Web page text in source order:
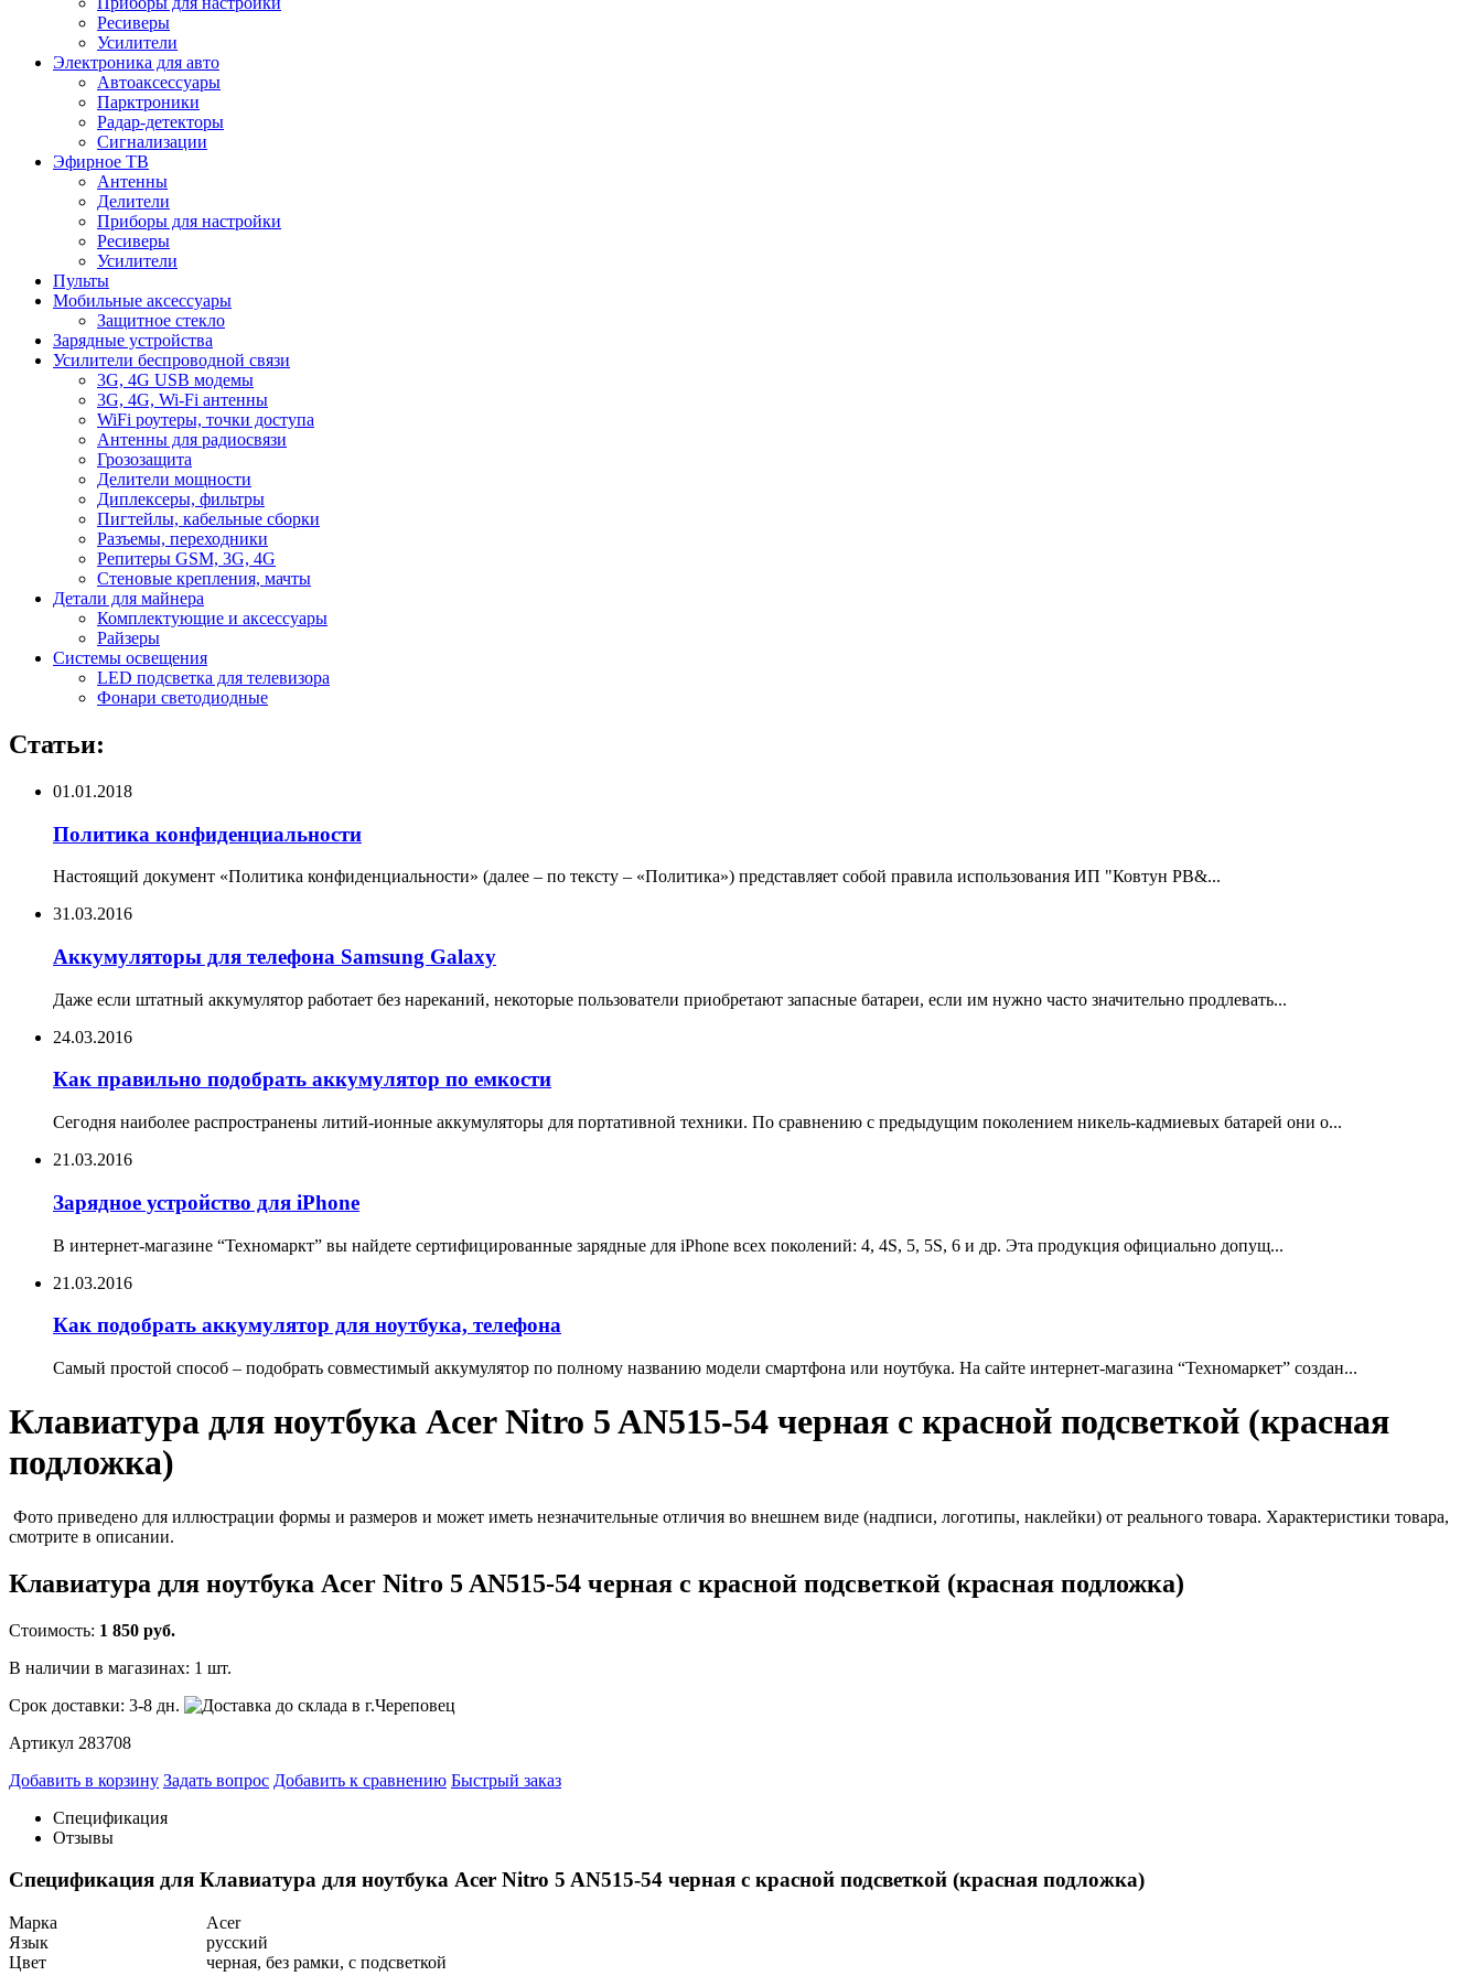
Ресиверы
Усилители
Электроника для авто
Автоаксессуары
Парктроники
Радар-детекторы
Сигнализации
Эфирное ТВ
Антенны
Делители
Приборы для настройки
Ресиверы
Усилители
Пульты
Мобильные аксессуары
Защитное стекло
Зарядные устройства
Усилители беспроводной связи
3G, 4G USB модемы
3G, 4G, Wi-Fi антенны
WiFi роутеры, точки доступа
Антенны для радиосвязи
Грозозащита
Делители мощности
Диплексеры, фильтры
Пигтейлы, кабельные сборки
Разъемы, переходники
Репитеры GSM, 3G, 4G
Стеновые крепления, мачты
Детали для майнера
Комплектующие и аксессуары
Райзеры
Системы освещения
LED подсветка для телевизора
Фонари светодиодные
Статьи:
01.01.2018
Политика конфиденциальности
Настоящий документ «Политика конфиденциальности» (далее – по тексту – «Политика») представляет собой правила использования ИП "Ковтун РВ&...
31.03.2016
Аккумуляторы для телефона Samsung Galaxy
Даже если штатный аккумулятор работает без нареканий, некоторые пользователи приобретают запасные батареи, если им нужно часто значительно продлевать...
24.03.2016
Как правильно подобрать аккумулятор по емкости
Сегодня наиболее распространены литий-ионные аккумуляторы для портативной техники. По сравнению с предыдущим поколением никель-кадмиевых батарей они о...
21.03.2016
Зарядное устройство для iPhone
В интернет-магазине “Техномаркт” вы найдете сертифицированные зарядные для iPhone всех поколений: 4, 4S, 5, 5S, 6 и др. Эта продукция официально допущ...
21.03.2016
Как подобрать аккумулятор для ноутбука, телефона
Самый простой способ – подобрать совместимый аккумулятор по полному названию модели смартфона или ноутбука. На сайте интернет-магазина “Техномаркет” создан...
Клавиатура для ноутбука Acer Nitro 5 AN515-54 черная с красной подсветкой (красная
подложка)
Фото приведено для иллюстрации формы и размеров и может иметь незначительные отличия во внешнем виде (надписи, логотипы, наклейки) от реального товара. Характеристики товара,
смотрите в описании.
Клавиатура для ноутбука Acer Nitro 5 AN515-54 черная с красной подсветкой (красная подложка)
Стоимость: 1 850 руб.
В наличии в магазинах: 1 шт.
Срок доставки: 3-8 дн.
Артикул 283708
Добавить в корзину Задать вопрос Добавить к сравнению Быстрый заказ
Спецификация
Отзывы
Спецификация для Клавиатура для ноутбука Acer Nitro 5 AN515-54 черная с красной подсветкой (красная подложка)
Марка
Acer
Язык
русский
Цвет
черная, без рамки, с подсветкой